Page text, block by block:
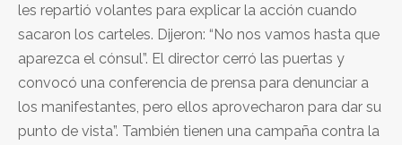
les repartió volantes para explicar la acción cuando
sacaron los carteles. Dijeron: “No nos vamos hasta que
aparezca el cónsul”. El director cerró las puertas y
convocó una conferencia de prensa para denunciar a
los manifestantes, pero ellos aprovecharon para dar su
punto de vista”. También tienen una campaña contra la